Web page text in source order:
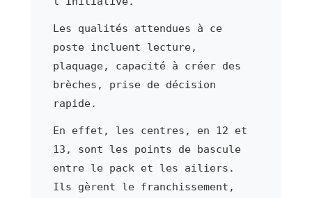
Les qualités attendues à ce
poste incluent lecture,
plaquage, capacité à créer des
brèches, prise de décision
rapide.
En effet, les centres, en 12 et
13, sont les points de bascule
entre le pack et les ailiers.
Ils gèrent le franchissement,